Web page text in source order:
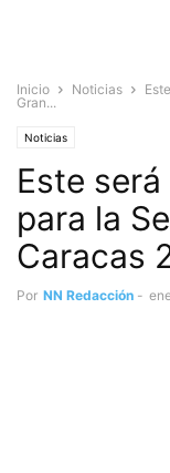
Inicio Noticias
Gran...
Noticias
Este
para la
Caracas
Por NN Redacción -